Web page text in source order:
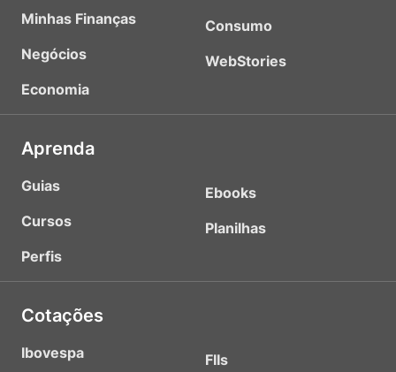
Minhas Finanças
Negócios
Economia
Consumo
WebStories
Aprenda
Guias
Cursos
Perfis
Ebooks
Planilhas
Cotações
Ibovespa
FIIs